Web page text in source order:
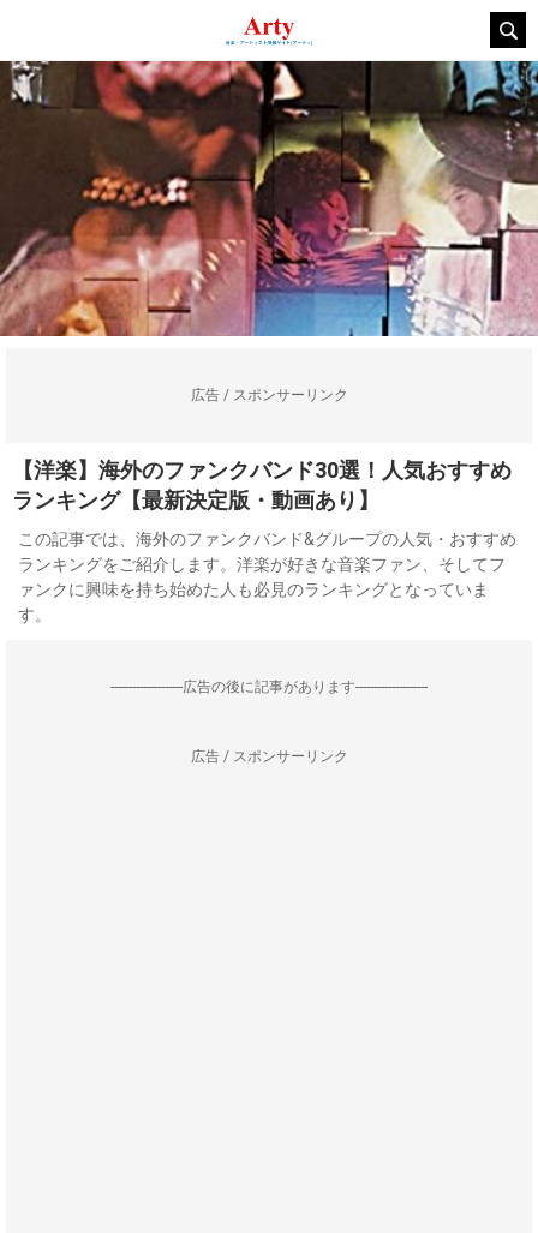
広告 / スポンサーリンク
【洋楽】海外のファンクバンド30選！人気おすすめ
ランキング【最新決定版・動画あり】
この記事では、海外のファンクバンド&グループの人気・おすすめ
ランキングをご紹介します。洋楽が好きな音楽ファン、そしてフ
ァンクに興味を持ち始めた人も必見のランキングとなっていま
す。
--------------------広告の後に記事があります--------------------
広告 / スポンサーリンク